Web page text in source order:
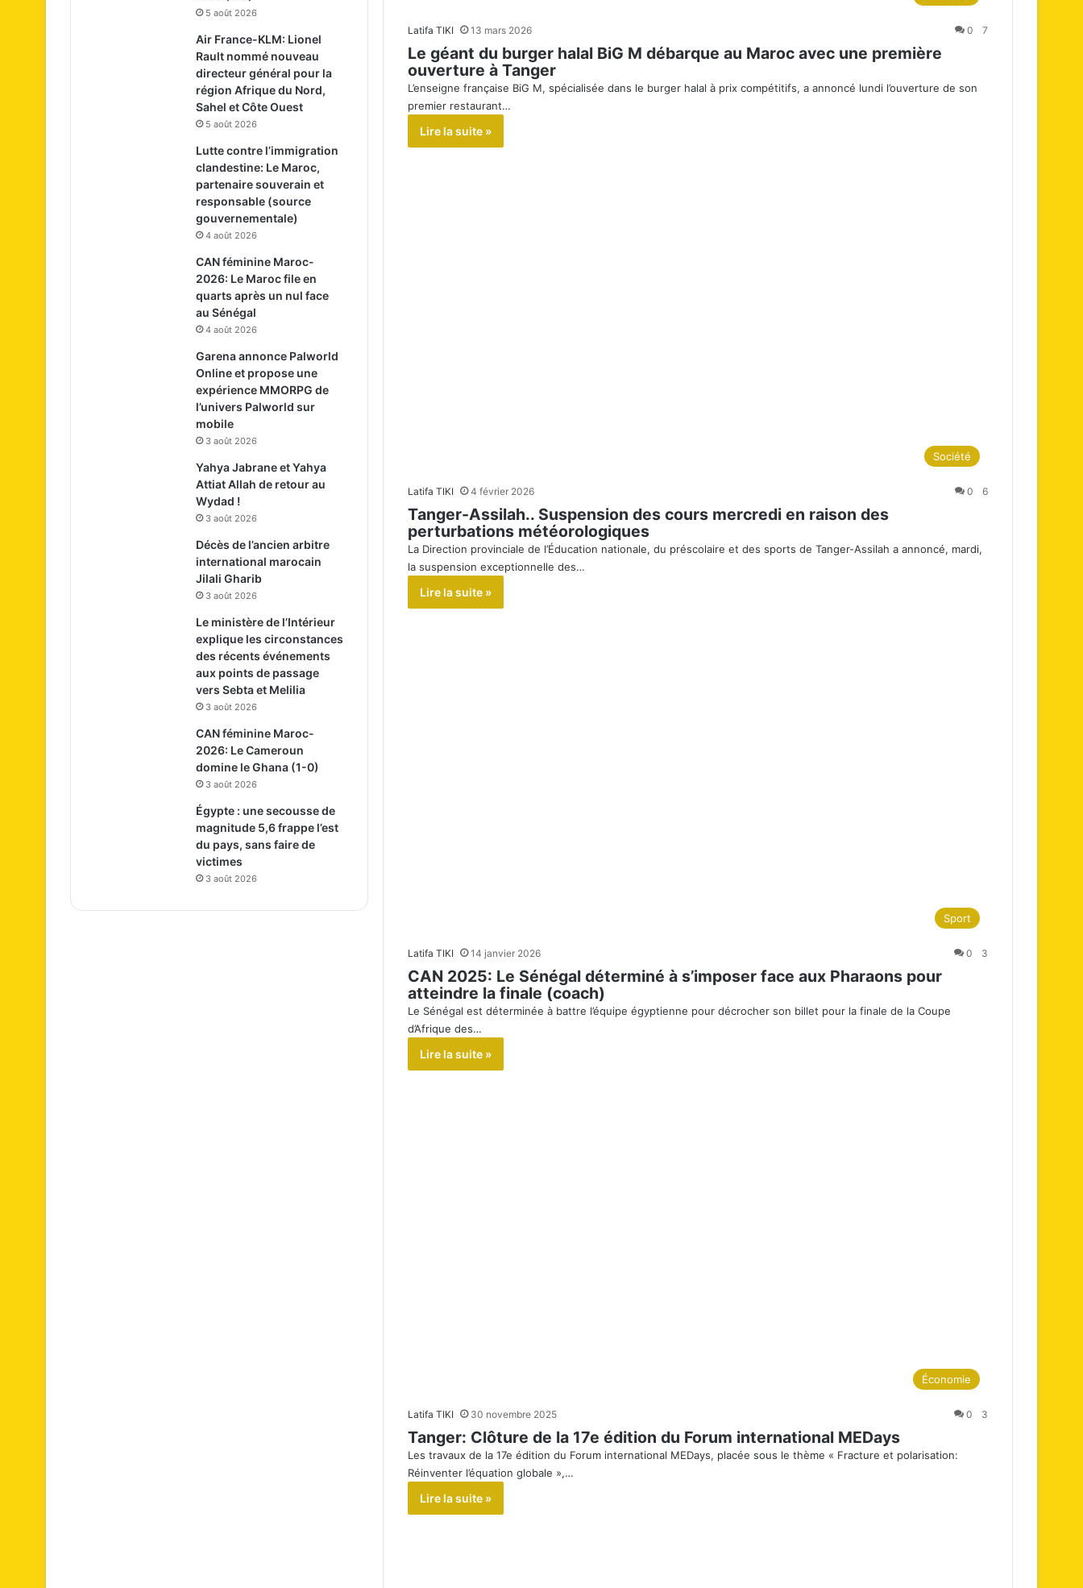
Latifa TIKI 13 mars 2026 0 7
Le géant du burger halal BiG M débarque au Maroc avec une première
ouverture à Tanger
L’enseigne française BiG M, spécialisée dans le burger halal à prix compétitifs, a annoncé lundi l’ouverture de son
premier restaurant…
Lire la suite »
Société
Latifa TIKI 4 février 2026 0 6
Tanger-Assilah.. Suspension des cours mercredi en raison des
perturbations météorologiques
La Direction provinciale de l’Éducation nationale, du préscolaire et des sports de Tanger-Assilah a annoncé, mardi,
la suspension exceptionnelle des…
Lire la suite »
Sport
Latifa TIKI 14 janvier 2026 0 3
CAN 2025: Le Sénégal déterminé à s’imposer face aux Pharaons pour
atteindre la finale (coach)
Le Sénégal est déterminée à battre l’équipe égyptienne pour décrocher son billet pour la finale de la Coupe
d’Afrique des…
Lire la suite »
Économie
Latifa TIKI 30 novembre 2025 0 3
Tanger: Clôture de la 17e édition du Forum international MEDays
Les travaux de la 17e édition du Forum international MEDays, placée sous le thème « Fracture et polarisation:
Réinventer l’équation globale »,…
Lire la suite »
5 août 2026
Air France-KLM: Lionel
Rault nommé nouveau
directeur général pour la
région Afrique du Nord,
Sahel et Côte Ouest
5 août 2026
Lutte contre l’immigration
clandestine: Le Maroc,
partenaire souverain et
responsable (source
gouvernementale)
4 août 2026
CAN féminine Maroc-
2026: Le Maroc file en
quarts après un nul face
au Sénégal
4 août 2026
Garena annonce Palworld
Online et propose une
expérience MMORPG de
l’univers Palworld sur
mobile
3 août 2026
Yahya Jabrane et Yahya
Attiat Allah de retour au
Wydad !
3 août 2026
Décès de l’ancien arbitre
international marocain
Jilali Gharib
3 août 2026
Le ministère de l’Intérieur
explique les circonstances
des récents événements
aux points de passage
vers Sebta et Melilia
3 août 2026
CAN féminine Maroc-
2026: Le Cameroun
domine le Ghana (1-0)
3 août 2026
Égypte : une secousse de
magnitude 5,6 frappe l’est
du pays, sans faire de
victimes
3 août 2026